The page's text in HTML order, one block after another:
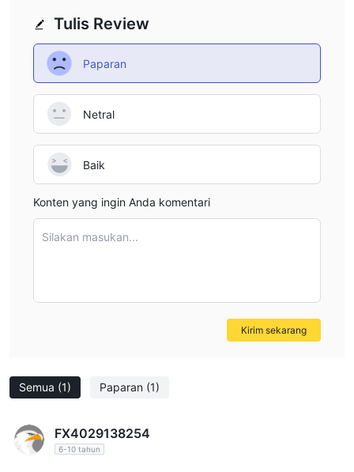
verifiable regulatory status means I am wary about the
issues arise with my crypto deposits. The inherent
irreversibility of cryptocurrency transactions only
heightens my caution—there’s little protection if something
goes awry. While the platform’s support for crypto is a
technical plus, personally, I weigh this against the
assets, to a broker that doesn’t offer strong transparency
or oversight. Thus, although technically possible, I would
restraint and robust risk management.
Semua (1) Paparan (1)
FX4029138254
6-10 tahun
Tulis Review
Paparan
Netral
Baik
Konten yang ingin Anda komentari
Silakan masukan...
Kirim sekarang